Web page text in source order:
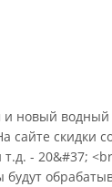
новый водный
скидки
- 20&#37;
будут